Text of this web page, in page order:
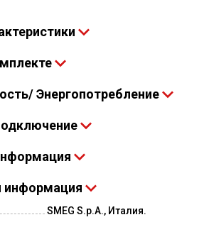
Энергопотребление
информация
SMEG S.p.A., Италия.